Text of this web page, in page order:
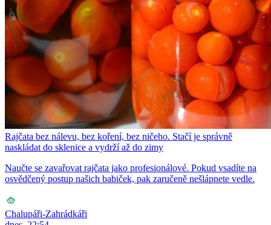
Rajčata bez nálevu, bez koření, bez ničeho. Stačí je správně
naskládat do sklenice a vydrží až do zimy
Naučte se zavařovat rajčata jako profesionálové. Pokud vsadíte na
osvědčený postup našich babiček, pak zaručeně nešlápnete vedle.
Chalupáři-Zahrádkáři